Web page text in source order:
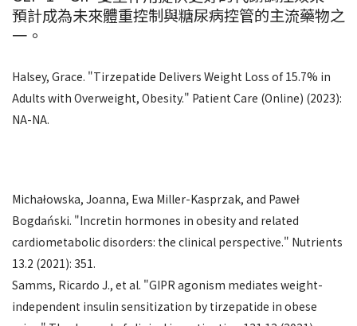
預計成為未來體重控制與糖尿病控管的主流藥物之
一。
Halsey, Grace. "Tirzepatide Delivers Weight Loss of 15.7% in
Adults with Overweight, Obesity." Patient Care (Online) (2023):
NA-NA.
Michałowska, Joanna, Ewa Miller-Kasprzak, and Paweł
Bogdański. "Incretin hormones in obesity and related
cardiometabolic disorders: the clinical perspective." Nutrients
13.2 (2021): 351.
Samms, Ricardo J., et al. "GIPR agonism mediates weight-
independent insulin sensitization by tirzepatide in obese